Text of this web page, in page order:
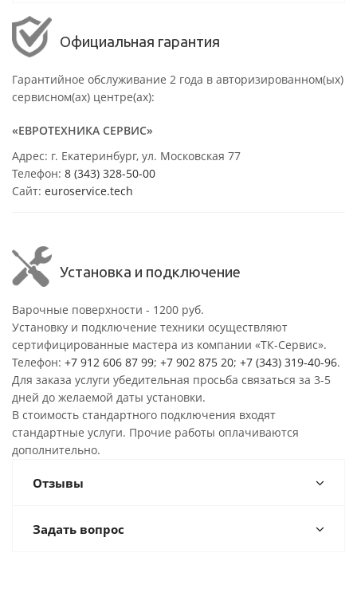
Официальная гарантия
Гарантийное обслуживание 2 года в авторизированном(ых)
сервисном(ах) центре(ах):
«ЕВРОТЕХНИКА СЕРВИС»
Адрес: г. Екатеринбург, ул. Московская 77
Телефон: 8 (343) 328-50-00
Сайт: euroservice.tech
Установка и подключение
Варочные поверхности - 1200 руб.
Установку и подключение техники осуществляют
сертифицированные мастера из компании «ТК-Сервис».
Телефон: +7 912 606 87 99; +7 902 875 20; +7 (343) 319-40-96.
Для заказа услуги убедительная просьба связаться за 3-5
дней до желаемой даты установки.
В стоимость стандартного подключения входят
стандартные услуги. Прочие работы оплачиваются
дополнительно.
Отзывы
Задать вопрос